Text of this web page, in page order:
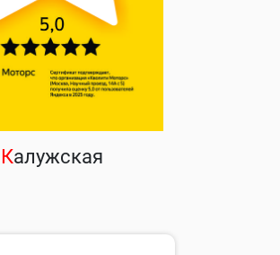
Калужская